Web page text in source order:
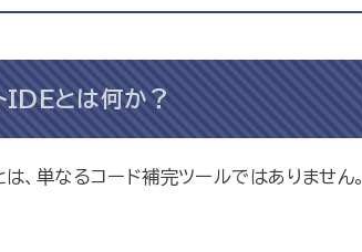
IDEとは何か？
、単なるコード補完ツールではありません。